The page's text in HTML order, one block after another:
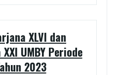
XLVI dan
UMBY Periode
2023